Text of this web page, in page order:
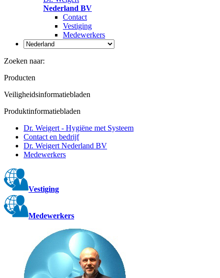
Nederland BV
Contact
Vestiging
Medewerkers
Zoeken naar:
Producten
Veiligheidsinformatiebladen
Produktinformatiebladen
Dr. Weigert - Hygiëne met Systeem
Contact en bedrijf
Dr. Weigert Nederland BV
Medewerkers
Vestiging
Medewerkers